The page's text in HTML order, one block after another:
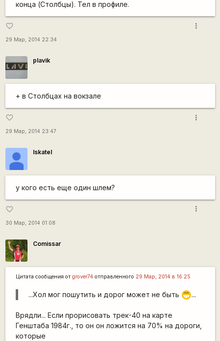
конца (Столбцы). Тел в профиле.
favorite_border
29 Мар, 2014 22:34
more_vert
plavik
+ в Столбцах на вокзале
favorite_border
29 Мар, 2014 23:47
more_vert
Iskatel
у кого есть еще один шлем?
favorite_border
30 Мар, 2014 01:08
more_vert
Comissar
Цитата сообщения от grover74 отправленного 29 Мар, 2014 в 16:25
...Хол мог пошутить и дорог может не быть ;D ...
Врядли... Если прорисовать трек-40 на карте
Генштаба 1984г., то он он ложится на 70% на дороги,
которые